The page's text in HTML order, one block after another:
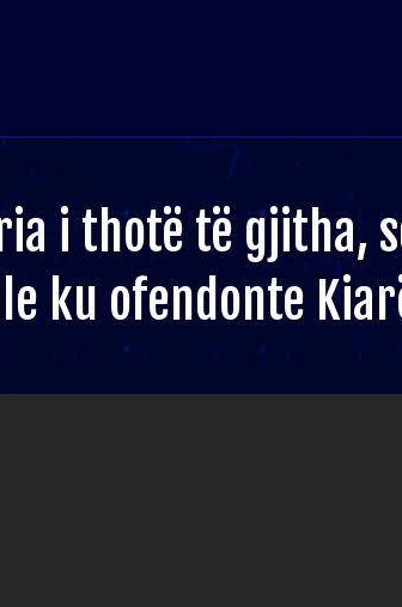
i thotë të gjitha,
ku ofendonte